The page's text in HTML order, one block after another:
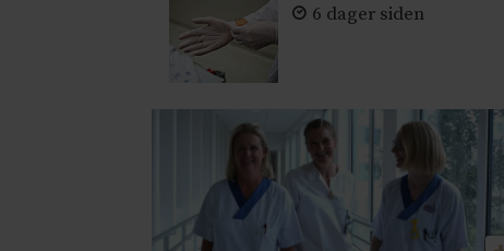
6 dager siden